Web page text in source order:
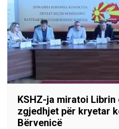
KSHZ-ja miratoi Librin
zgjedhjet për kryetar
Bërvenicë